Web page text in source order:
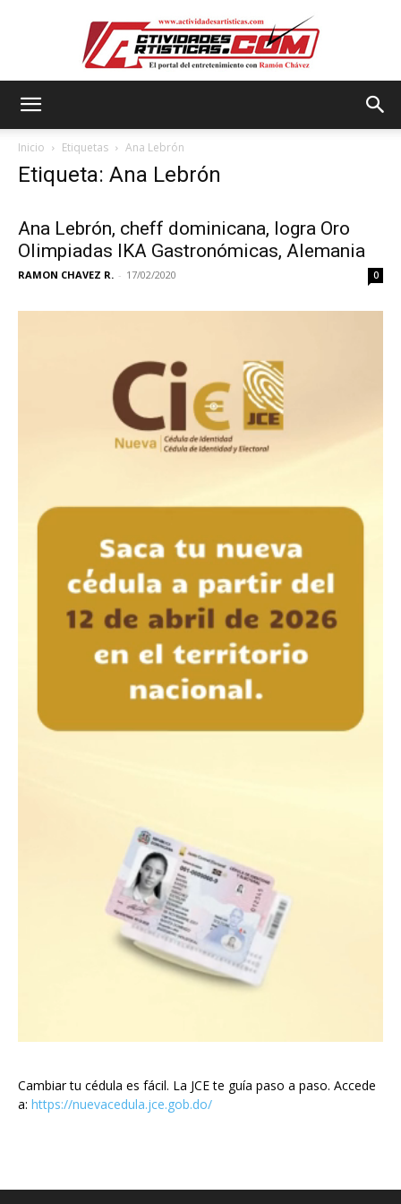
Inicio Etiquetas Ana Lebrón
Etiqueta: Ana Lebrón
Ana Lebrón, cheff dominicana, logra Oro
Olimpiadas IKA Gastronómicas, Alemania
RAMON CHAVEZ R. - 17/02/2020 0
Cambiar tu cédula es fácil. La JCE te guía paso a paso. Accede
a: https://nuevacedula.jce.gob.do/